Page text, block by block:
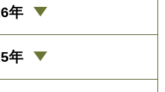
年
年